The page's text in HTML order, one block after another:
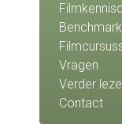
Benchmark
Vragen
Verder
Contact